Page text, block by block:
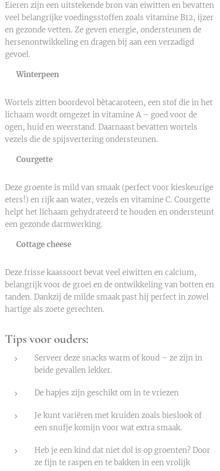
Eieren zijn een uitstekende bron van eiwitten en bevatten
veel belangrijke voedingsstoffen zoals vitamine B12, ijzer
en gezonde vetten. Ze geven energie, ondersteunen de
hersenontwikkeling en dragen bij aan een verzadigd
gevoel.
🥕Winterpeen
Wortels zitten boordevol bètacaroteen, een stof die in het
lichaam wordt omgezet in vitamine A – goed voor de
ogen, huid en weerstand. Daarnaast bevatten wortels
vezels die de spijsvertering ondersteunen.
Courgette
Deze groente is mild van smaak (perfect voor kieskeurige
eters!) en rijk aan water, vezels en vitamine C. Courgette
helpt het lichaam gehydrateerd te houden en ondersteunt
een gezonde darmwerking.
Cottage cheese
Deze frisse kaassoort bevat veel eiwitten en calcium,
belangrijk voor de groei en de ontwikkeling van botten en
tanden. Dankzij de milde smaak past hij perfect in zowel
hartige als zoete gerechten.
Tips voor ouders:
Serveer deze snacks warm of koud – ze zijn in
beide gevallen lekker.
De hapjes zijn geschikt om in te vriezen
Je kunt variëren met kruiden zoals bieslook of
een snufje komijn voor wat extra smaak.
Heb je een kind dat niet dol is op groenten? Door
ze fijn te raspen en te bakken in een vrolijk